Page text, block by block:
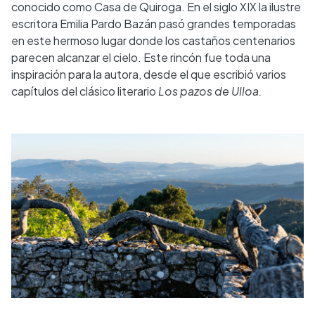
conocido como Casa de Quiroga. En el siglo XIX la ilustre
escritora Emilia Pardo Bazán pasó grandes temporadas
en este hermoso lugar donde los castaños centenarios
parecen alcanzar el cielo. Este rincón fue toda una
inspiración para la autora, desde el que escribió varios
capítulos del clásico literarioLos pazos de Ulloa.